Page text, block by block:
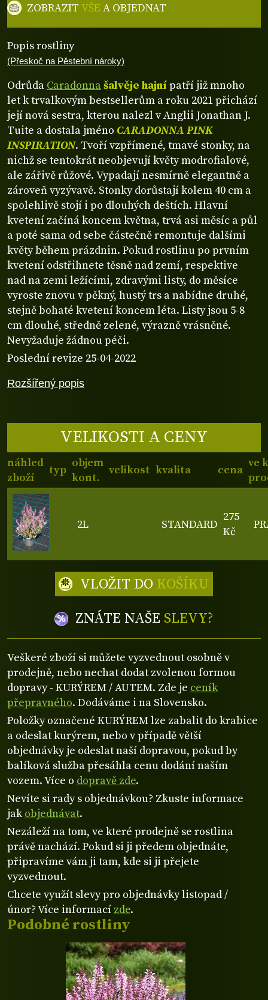
Rozšířený popis
Popis rostliny
(Přeskoč na Pěstební nároky)
Odrůda Caradonnašalvěje hajnípatří již mnoho
let k trvalkovým bestsellerům a roku 2021 přichází
její nová sestra, kterou nalezl v Anglii Jonathan J.
Tuite a dostala jméno CARADONNA PINK
INSPIRATION. Tvoří vzpřímené, tmavé stonky, na
nichž se tentokrát neobjevují květy modrofialové,
ale zářivě růžové. Vypadají nesmírně elegantně a
zároveň vyzývavě. Stonky dorůstají kolem 40 cm a
spolehlivě stojí i po dlouhých deštích. Hlavní
kvetení začíná koncem května, trvá asi měsíc a půl
a poté sama od sebe částečně remontuje dalšími
květy během prázdnin. Pokud rostlinu po prvním
kvetení odstřihnete těsně nad zemí, respektive
nad na zemi ležícími, zdravými listy, do měsíce
vyroste znovu v pěkný, hustý trs a nabídne druhé,
stejně bohaté kvetení koncem léta. Listy jsou 5-8
cm dlouhé, středně zelené, výrazně vrásněné.
Nevyžaduje žádnou péči.
Poslední revize 25-04-2022
VELIKOSTI A CENY
náhled
zboží
typ
objem
kont.
velikost kvalita cena
ve
2L STANDARD
275
Kč
ZNÁTE NAŠE SLEVY?
VLOŽIT DO KOŠÍKU
ZOBRAZITVŠE A OBJEDNAT
Podobné rostliny
Veškeré zboží si můžete vyzvednout osobně v
prodejně, nebo nechat dodat zvolenou formou
dopravy - KURÝREM / AUTEM. Zde je ceník
přepravného. Dodáváme i na Slovensko.
Položky označené KURÝREM lze zabalit do krabice
a odeslat kurýrem, nebo v případě větší
objednávky je odeslat naší dopravou, pokud by
balíková služba přesáhla cenu dodání naším
vozem. Více o dopravě zde.
Nevíte si rady s objednávkou? Zkuste informace
jakobjednávat.
Nezáleží na tom, ve které prodejně se rostlina
právě nachází. Pokud si ji předem objednáte,
připravíme vám ji tam, kde si ji přejete
vyzvednout.
Chcete využít slevy pro objednávky listopad /
únor? Více informací zde.